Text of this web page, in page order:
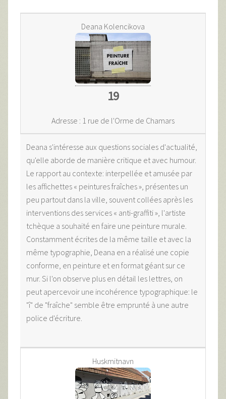
Deana Kolencikova
19
Adresse : 1 rue de l'Orme de Chamars
Deana s'intéresse aux questions sociales d'actualité,
qu'elle aborde de manière critique et avec humour.
Le rapport au contexte: interpellée et amusée par
les affichettes « peintures fraîches », présentes un
peu partout dans la ville, souvent collées après les
interventions des services « anti-graffiti », l'artiste
tchèque a souhaité en faire une peinture murale.
Constamment écrites de la même taille et avec la
même typographie, Deana en a réalisé une copie
conforme, en peinture et en format géant sur ce
mur. Si l'on observe plus en détail les lettres, on
peut apercevoir une incohérence typographique: le
"î" de "fraîche" semble être emprunté à une autre
police d'écriture.
Huskmitnavn